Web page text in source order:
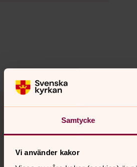
Samtycke
Vi använder kakor